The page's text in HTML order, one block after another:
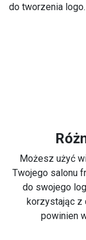
do tworzenia
Możesz użyć
Twojego salonu
do swojego
korzystając z
powinien